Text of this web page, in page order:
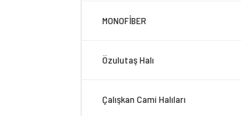
MONOFİBER
Özulutaş Halı
Çalışkan Cami Halıları